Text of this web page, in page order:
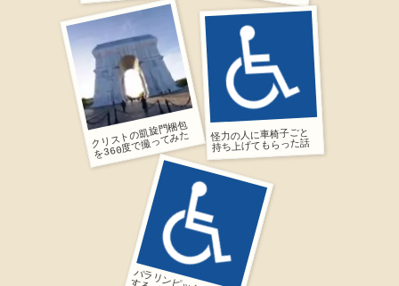
ク
リ
ス
ト
の
凱
旋
門
梱
包
を360
度
で
撮
っ
て
み
た 怪力の人に車椅子ごと
持ち上げてもらった話